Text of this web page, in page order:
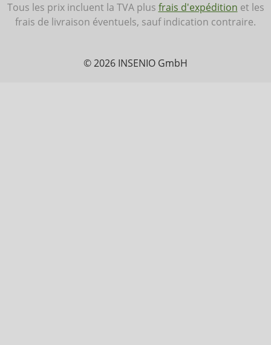
Tous les prix incluent la TVA plus frais d'expédition et les
frais de livraison éventuels, sauf indication contraire.
© 2026 INSENIO GmbH